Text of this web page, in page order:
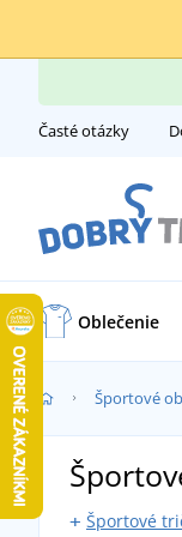
Časté otázky
Oblečenie
Športové
Športové